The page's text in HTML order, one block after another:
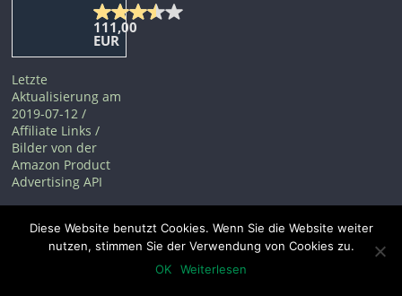
111,00
EUR
Letzte
Aktualisierung am
2019-07-12 /
Affiliate Links /
Bilder von der
Amazon Product
Advertising API
Diese Website benutzt Cookies. Wenn Sie die Website weiter
nutzen, stimmen Sie der Verwendung von Cookies zu.
OK
Weiterlesen